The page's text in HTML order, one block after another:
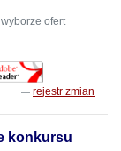
ofert
rejestr zmian
konkursu